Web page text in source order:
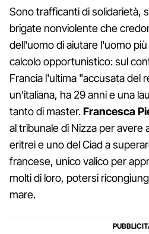
Sono trafficanti di solidarietà,
brigate nonviolente che
dell'uomo di aiutare l'uomo
calcolo opportunistico: sul
Francia l'ultima "accusata del
un'italiana, ha 29 anni e una
tanto di master.Francesca
al tribunale di Nizza per avere
eritrei e uno del Ciad a
francese, unico valico per
molti di loro, potersi
mare.